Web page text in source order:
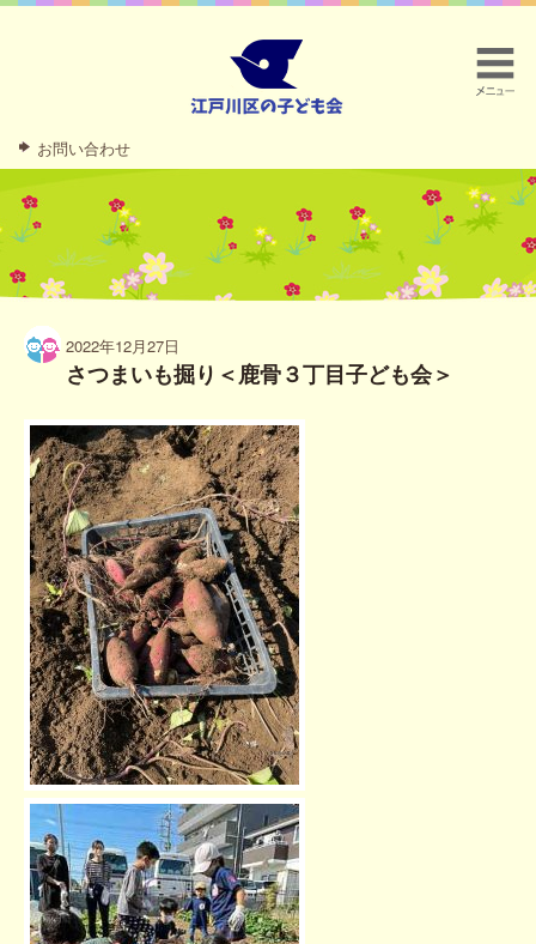
お問い合わせ
2022年12月27日
さつまいも掘り＜鹿骨３丁目子ども会＞